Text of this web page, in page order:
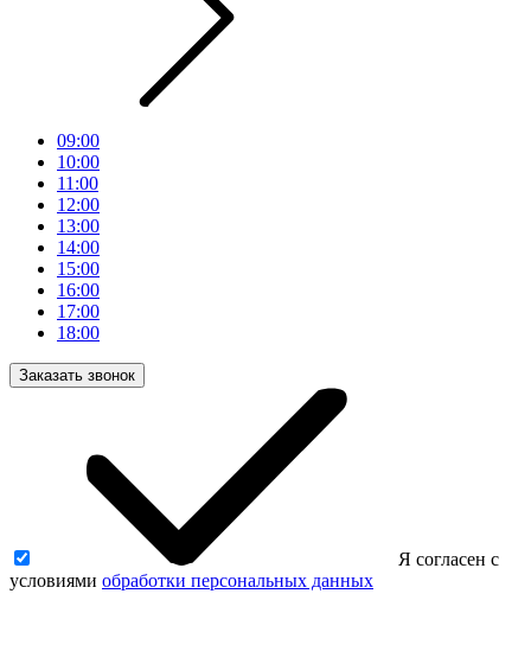
09:00
10:00
11:00
12:00
13:00
14:00
15:00
16:00
17:00
18:00
Заказать звонок
Я согласен с
условиями обработки персональных данных